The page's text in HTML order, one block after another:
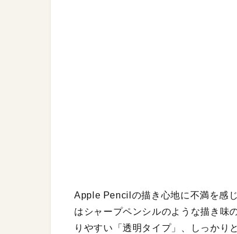
Apple Pencilの描き心地に不満を感
はシャープペンシルのような描き味
りやすい「透明タイプ」、しっかり